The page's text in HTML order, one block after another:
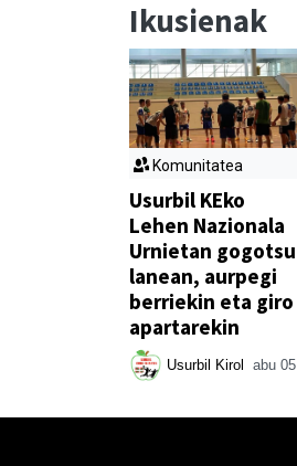
Ikusienak
Komunitatea
Usurbil KEko
Lehen Nazionala
Urnietan gogotsu
lanean, aurpegi
berriekin eta giro
apartarekin
Usurbil Kirol abu 05